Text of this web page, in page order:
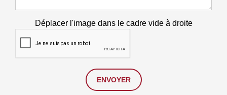
Déplacer l'image dans le cadre vide à droite
ENVOYER